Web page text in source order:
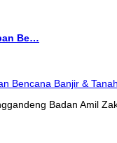
Be…
Badan Amil